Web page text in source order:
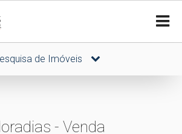
de Imóveis
- Venda